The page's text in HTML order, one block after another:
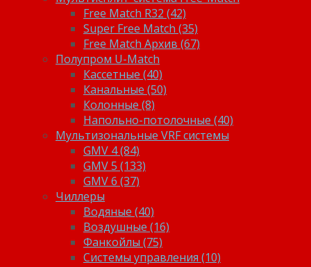
Free Match R32 (42)
Super Free Match (35)
Free Match Архив (67)
Полупром U-Match
Кассетные (40)
Канальные (50)
Колонные (8)
Напольно-потолочные (40)
Мультизональные VRF системы
GMV 4 (84)
GMV 5 (133)
GMV 6 (37)
Чиллеры
Водяные (40)
Воздушные (16)
Фанкойлы (75)
Системы управления (10)